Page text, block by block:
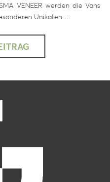
VENEER werden die Vans
Unikaten …